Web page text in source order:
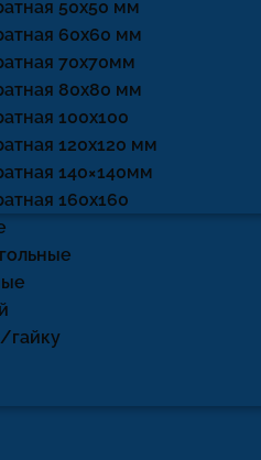
50х50 мм
60х60 мм
70х70мм
80х80 мм
100х100
120х120 мм
140×140мм
160х160
гайку